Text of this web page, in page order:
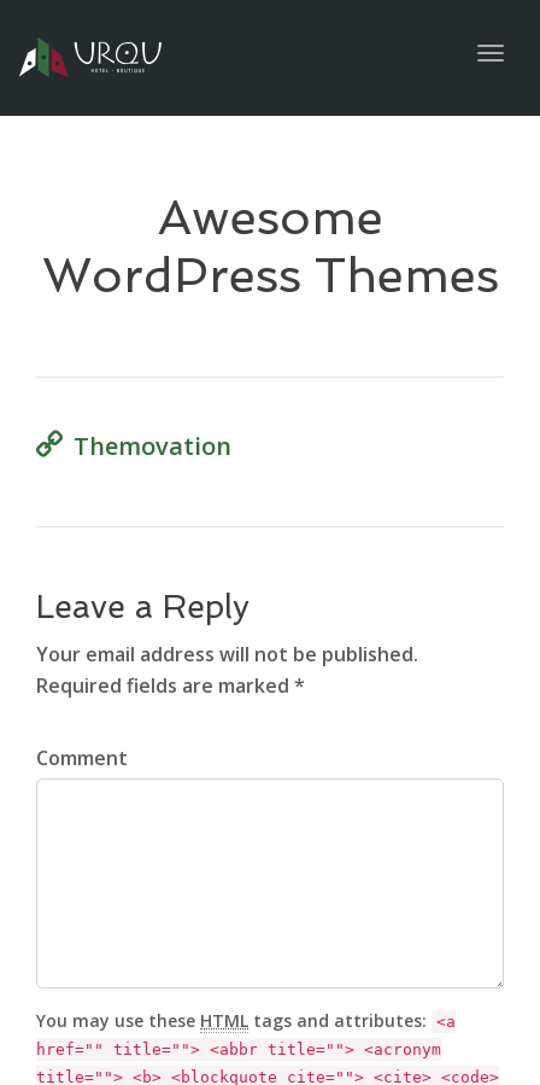
Awesome
WordPress Themes
Themovation
Leave a Reply
Your email address will not be published.
Required fields are marked *
Comment
You may use these HTML tags and attributes: <a
href="" title=""> <abbr title=""> <acronym
title=""> <b> <blockquote cite=""> <cite> <code>